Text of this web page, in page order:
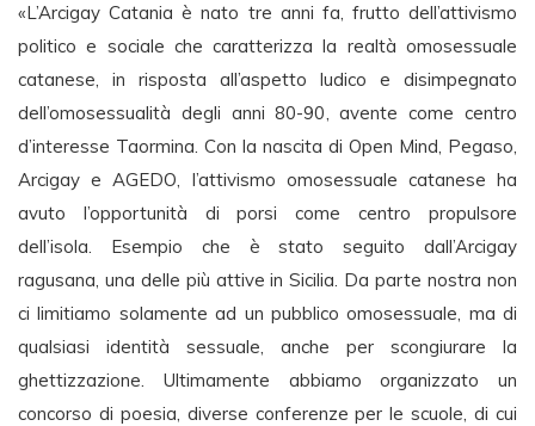
«L’Arcigay Catania è nato tre anni fa, frutto dell’attivismo
politico e sociale che caratterizza la realtà omosessuale
catanese, in risposta all’aspetto ludico e disimpegnato
dell’omosessualità degli anni 80-90, avente come centro
d’interesse Taormina. Con la nascita di Open Mind, Pegaso,
Arcigay e AGEDO, l’attivismo omosessuale catanese ha
avuto l’opportunità di porsi come centro propulsore
dell’isola. Esempio che è stato seguito dall’Arcigay
ragusana, una delle più attive in Sicilia. Da parte nostra non
ci limitiamo solamente ad un pubblico omosessuale, ma di
qualsiasi identità sessuale, anche per scongiurare la
ghettizzazione. Ultimamente abbiamo organizzato un
concorso di poesia, diverse conferenze per le scuole, di cui